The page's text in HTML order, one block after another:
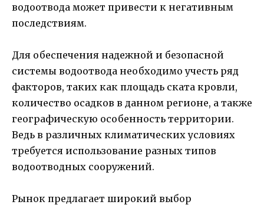
водоотвода может привести к негативным
последствиям.
Для обеспечения надежной и безопасной
системы водоотвода необходимо учесть ряд
факторов, таких как площадь ската кровли,
количество осадков в данном регионе, а также
географическую особенность территории.
Ведь в различных климатических условиях
требуется использование разных типов
водоотводных сооружений.
Рынок предлагает широкий выбор